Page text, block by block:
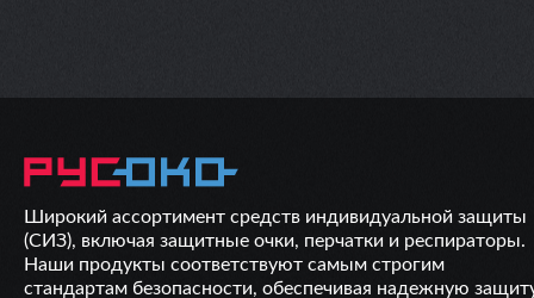
Широкий ассортимент средств индивидуальной защиты
(СИЗ), включая защитные очки, перчатки и респираторы.
Наши продукты соответствуют самым строгим
стандартам безопасности, обеспечивая надежную